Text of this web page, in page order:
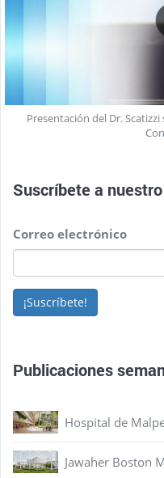
Presentación del Dr.
Suscríbete a nuestro
Correo electrónico
¡Suscríbete!
Publicaciones
Hospital de
Jawaher Boston